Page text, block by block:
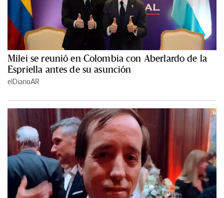
Milei se reunió en Colombia con Aberlardo de la
Espriella antes de su asunción
elDiarioAR